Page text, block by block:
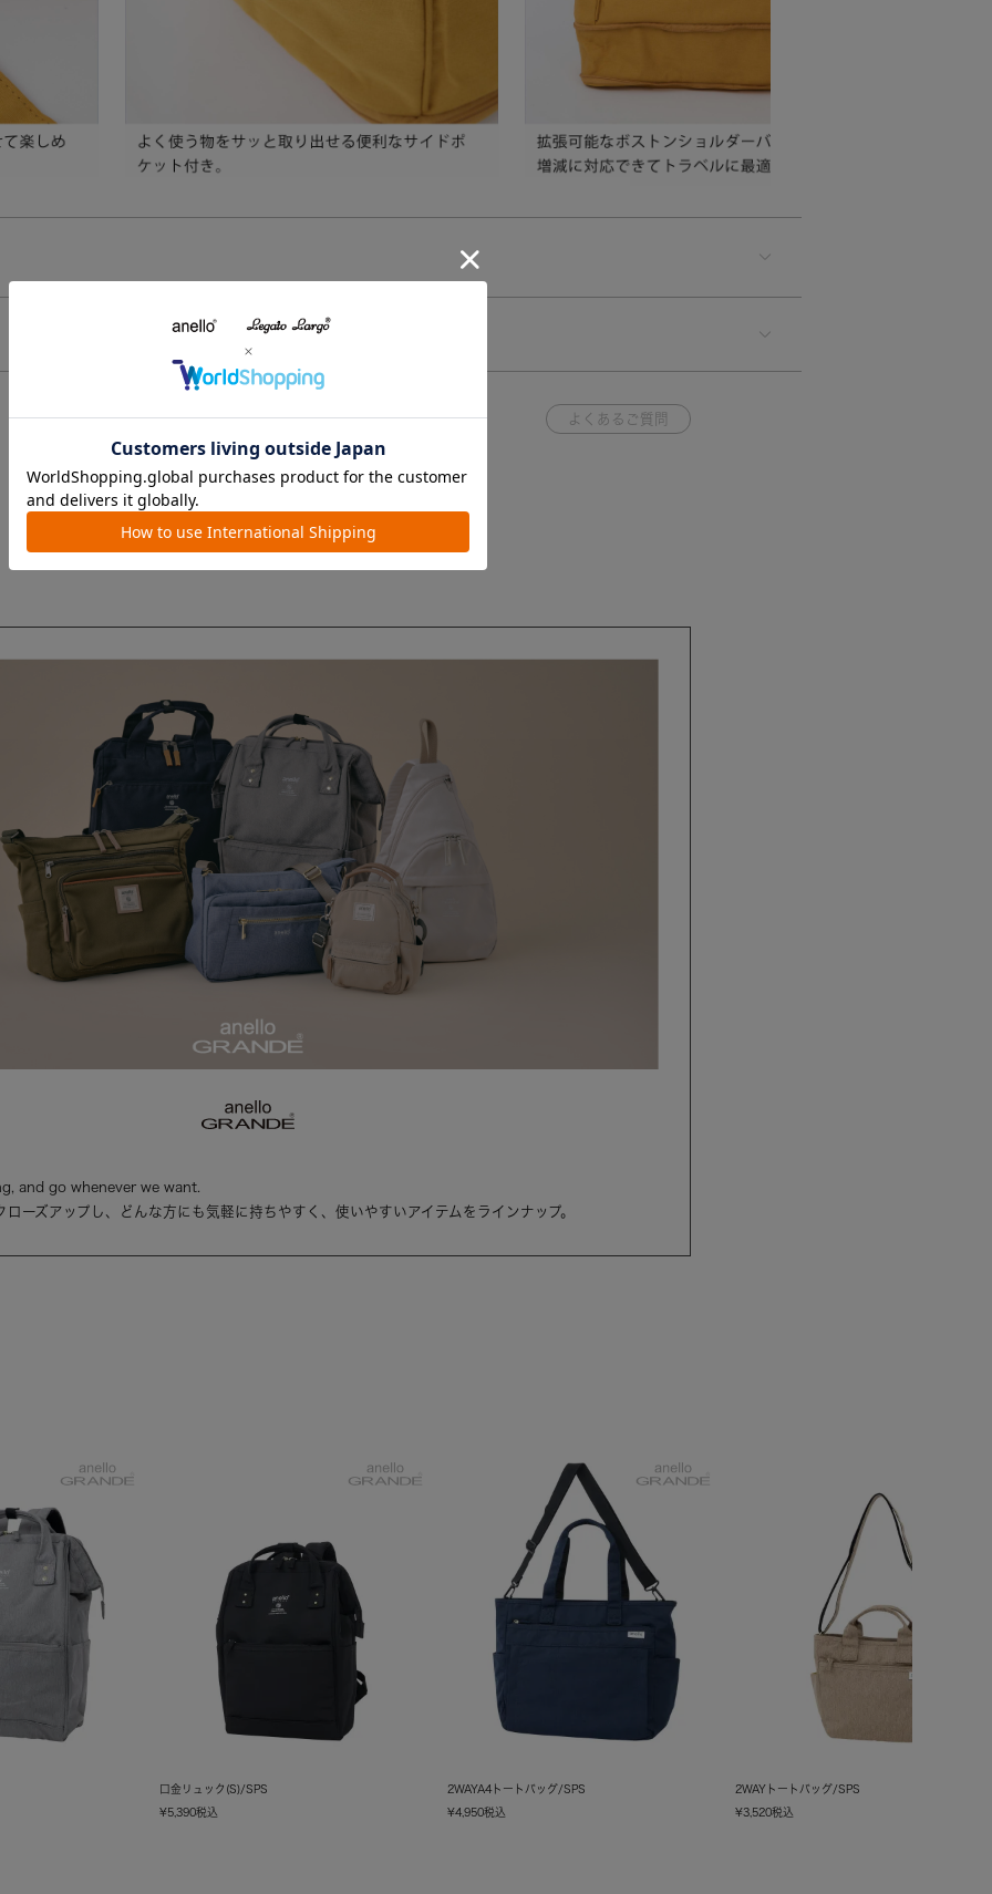
よくあるご質問
and go whenever we want.
ーズアップし、どんな方にも気軽に持ちやすく、使いやすいアイテムをラインナップ。
口金リュック(S)/SPS
¥5,390税込
2WAYA4トートバッグ/SPS
¥4,950税込
2WAYトートバッグ/SPS
¥3,520税込